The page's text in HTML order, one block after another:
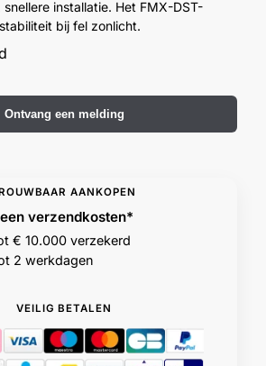
installatie. Het FMX-DST-
bij fel zonlicht.
Ontvang een melding
AANKOPEN
verzendkosten*
€ 10.000 verzekerd
2 werkdagen
VEILIG BETALEN